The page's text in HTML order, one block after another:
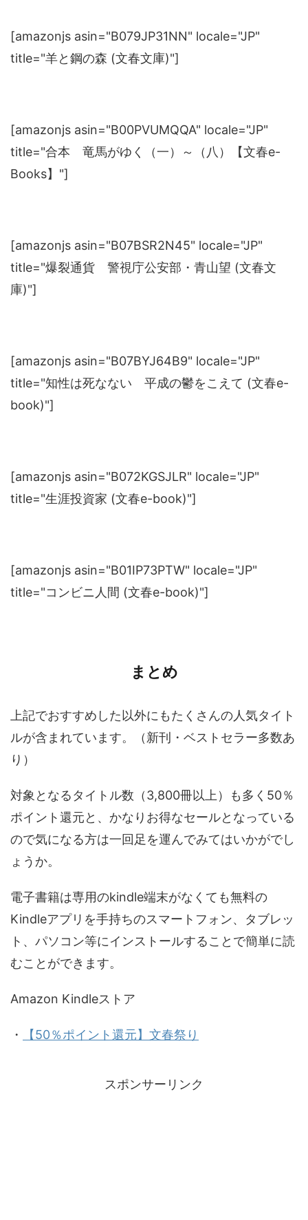
[amazonjs asin="B079JP31NN" locale="JP"
title="羊と鋼の森 (文春文庫)"]
[amazonjs asin="B00PVUMQQA" locale="JP"
title="合本 竜馬がゆく（一）～（八）【文春e-
Books】"]
[amazonjs asin="B07BSR2N45" locale="JP"
title="爆裂通貨 警視庁公安部・青山望 (文春文
庫)"]
[amazonjs asin="B07BYJ64B9" locale="JP"
title="知性は死なない 平成の鬱をこえて (文春e-
book)"]
[amazonjs asin="B072KGSJLR" locale="JP"
title="生涯投資家 (文春e-book)"]
[amazonjs asin="B01IP73PTW" locale="JP"
title="コンビニ人間 (文春e-book)"]
まとめ
上記でおすすめした以外にもたくさんの人気タイト
ルが含まれています。（新刊・ベストセラー多数あ
り）
対象となるタイトル数（3,800冊以上）も多く50％
ポイント還元と、かなりお得なセールとなっている
ので気になる方は一回足を運んでみてはいかがでし
ょうか。
電子書籍は専用のkindle端末がなくても無料の
Kindleアプリを手持ちのスマートフォン、タブレッ
ト、パソコン等にインストールすることで簡単に読
むことができます。
Amazon Kindleストア
・ 【50％ポイント還元】文春祭り
スポンサーリンク